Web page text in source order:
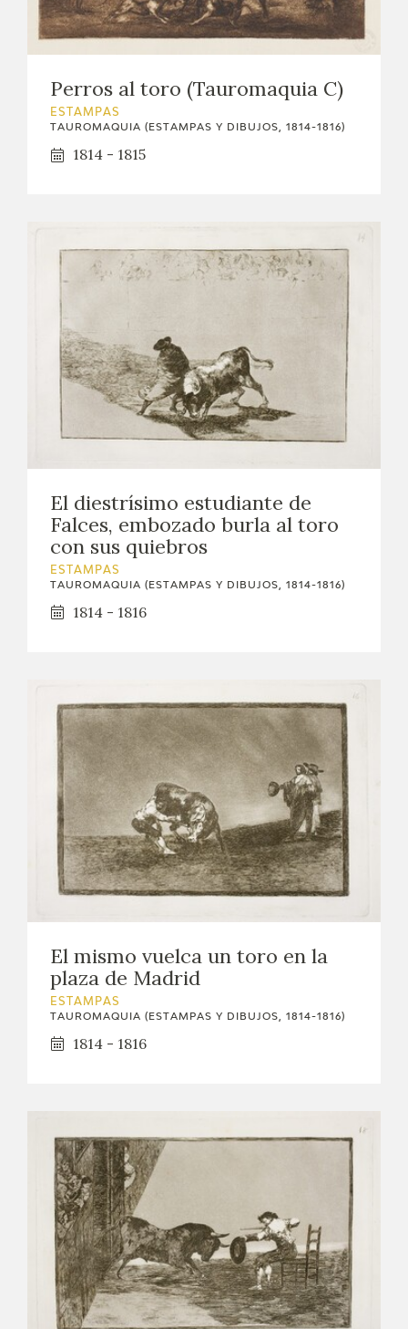
Perros al toro (Tauromaquia C)
ESTAMPAS
TAUROMAQUIA (ESTAMPAS Y DIBUJOS, 1814-1816)
1814 - 1815
El diestrísimo estudiante de
Falces, embozado burla al toro
con sus quiebros
ESTAMPAS
TAUROMAQUIA (ESTAMPAS Y DIBUJOS, 1814-1816)
1814 - 1816
El mismo vuelca un toro en la
plaza de Madrid
ESTAMPAS
TAUROMAQUIA (ESTAMPAS Y DIBUJOS, 1814-1816)
1814 - 1816